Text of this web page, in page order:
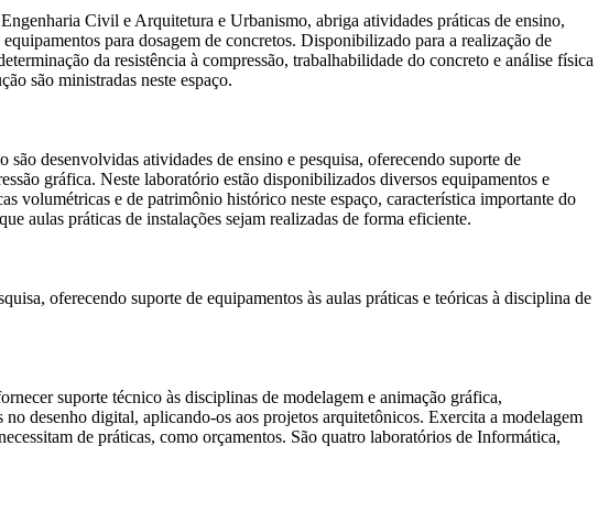
Civil e Arquitetura e Urbanismo, abriga atividades práticas de ensino,
para dosagem de concretos. Disponibilizado para a realização de
da resistência à compressão, trabalhabilidade do concreto e análise física
são ministradas neste espaço.
atividades de ensino e pesquisa, oferecendo suporte de
gráfica. Neste laboratório estão disponibilizados diversos equipamentos e
volumétricas e de patrimônio histórico neste espaço, característica importante do
aulas práticas de instalações sejam realizadas de forma eficiente.
oferecendo suporte de equipamentos às aulas práticas e teóricas à disciplina de
suporte técnico às disciplinas de modelagem e animação gráfica,
desenho digital, aplicando-os aos projetos arquitetônicos. Exercita a modelagem
de práticas, como orçamentos. São quatro laboratórios de Informática,